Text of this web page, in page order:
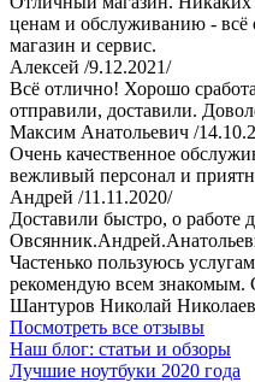
ценам и обслуживанию -
магазин и сервис.
Алексей /9.12.2021/
Всё отлично! Хорошо
отправили, доставили.
Максим Анатольевич /
Очень качественное
вежливый персонал и
Андрей /11.11.2020/
Доставили быстро, о работе
Частенько пользуюсь
рекомендую всем знакомым.
Шантуров Николай
Посмотреть все отзывы
Наш блог: статьи и обзоры
Лучшие ноутбуки 2020 года